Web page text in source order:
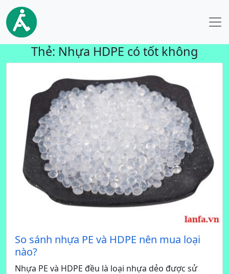
Thẻ: Nhựa HDPE có tốt không
So sánh nhựa PE và HDPE nên mua loại
nào?
Nhựa PE và HDPE đều là loại nhựa dẻo được sử